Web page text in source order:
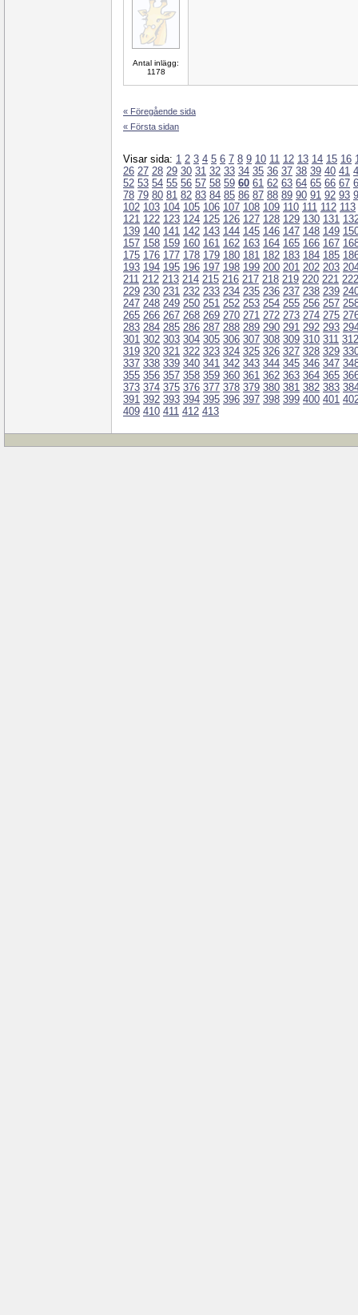
Antal inlägg:
1178
« Föregående sida
« Första sidan
Visar sida: 1 2 3 4 5 6 7 8 9 10 11 12 13 14 15 16
26 27 28 29 30 31 32 33 34 35 36 37 38 39 40 41
52 53 54 55 56 57 58 59 60 61 62 63 64 65 66 67
78 79 80 81 82 83 84 85 86 87 88 89 90 91 92 93
102 103 104 105 106 107 108 109 110 111 112 113
121 122 123 124 125 126 127 128 129 130 131
139 140 141 142 143 144 145 146 147 148 149
157 158 159 160 161 162 163 164 165 166 167
175 176 177 178 179 180 181 182 183 184 185
193 194 195 196 197 198 199 200 201 202 203
211 212 213 214 215 216 217 218 219 220 221 222
229 230 231 232 233 234 235 236 237 238 239
247 248 249 250 251 252 253 254 255 256 257
265 266 267 268 269 270 271 272 273 274 275
283 284 285 286 287 288 289 290 291 292 293
301 302 303 304 305 306 307 308 309 310 311 312
319 320 321 322 323 324 325 326 327 328 329
337 338 339 340 341 342 343 344 345 346 347
355 356 357 358 359 360 361 362 363 364 365
373 374 375 376 377 378 379 380 381 382 383
391 392 393 394 395 396 397 398 399 400 401
409 410 411 412 413